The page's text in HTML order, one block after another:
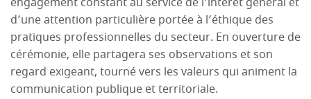
d’une attention particulière portée à l’éthique des
pratiques professionnelles du secteur. En ouverture de
cérémonie, elle partagera ses observations et son
regard exigeant, tourné vers les valeurs qui animent la
communication publique et territoriale.